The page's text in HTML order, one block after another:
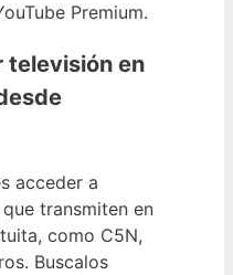
Premium.
televisión en
acceder a
transmiten en
como C5N,
Buscalos